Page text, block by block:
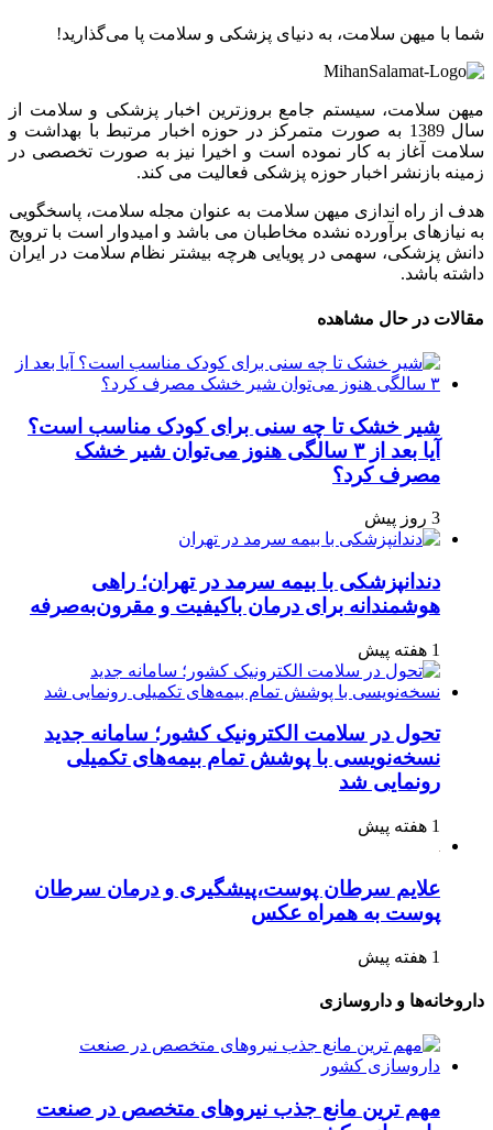
شما با میهن سلامت، به دنیای پزشکی و سلامت پا می‌گذارید!
میهن سلامت، سیستم جامع بروزترین اخبار پزشکی و سلامت از
سال 1389 به صورت متمرکز در حوزه اخبار مرتبط با بهداشت و
سلامت آغاز به کار نموده است و اخیرا نیز به صورت تخصصی در
زمینه بازنشر اخبار حوزه پزشکی فعالیت می کند.
هدف از راه اندازی میهن سلامت به عنوان مجله سلامت، پاسخگویی
به نیازهای برآورده نشده مخاطبان می باشد و امیدوار است با ترویج
دانش پزشکی، سهمی در پویایی هرچه بیشتر نظام سلامت در ایران
داشته باشد.
مقالات در حال مشاهده
شیر خشک تا چه سنی برای کودک مناسب است؟
آیا بعد از ۳ سالگی هنوز می‌توان شیر خشک
مصرف کرد؟
3 روز پیش
دندانپزشکی با بیمه سرمد در تهران؛ راهی
هوشمندانه برای درمان باکیفیت و مقرون‌به‌صرفه
1 هفته پیش
تحول در سلامت الکترونیک کشور؛ سامانه جدید
نسخه‌نویسی با پوشش تمام بیمه‌های تکمیلی
رونمایی شد
1 هفته پیش
علایم سرطان پوست،پیشگیری و درمان سرطان
پوست به همراه عکس
1 هفته پیش
داروخانه‌ها و داروسازی
مهم ترین مانع جذب نیروهای متخصص در صنعت